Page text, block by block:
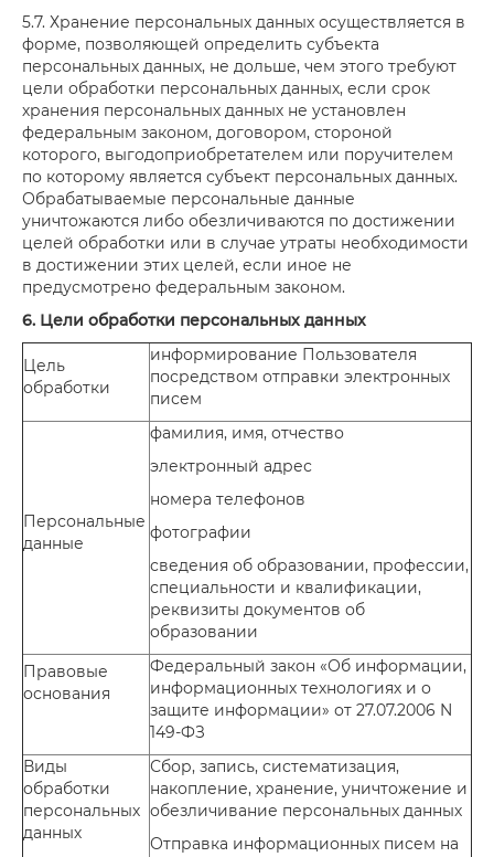
5.7. Хранение персональных данных осуществляется в
форме, позволяющей определить субъекта
персональных данных, не дольше, чем этого требуют
цели обработки персональных данных, если срок
хранения персональных данных не установлен
федеральным законом, договором, стороной
которого, выгодоприобретателем или поручителем
по которому является субъект персональных данных.
Обрабатываемые персональные данные
уничтожаются либо обезличиваются по достижении
целей обработки или в случае утраты необходимости
в достижении этих целей, если иное не
предусмотрено федеральным законом.
6. Цели обработки персональных данных
Цель
обработки
информирование Пользователя
посредством отправки электронных
писем
Персональные
данные
фамилия, имя, отчество
электронный адрес
номера телефонов
фотографии
сведения об образовании, профессии,
специальности и квалификации,
реквизиты документов об
образовании
Правовые
основания
Федеральный закон «Об информации,
информационных технологиях и о
защите информации» от 27.07.2006 N
149-ФЗ
Виды
обработки
персональных
данных
Сбор, запись, систематизация,
накопление, хранение, уничтожение и
обезличивание персональных данных
Отправка информационных писем на